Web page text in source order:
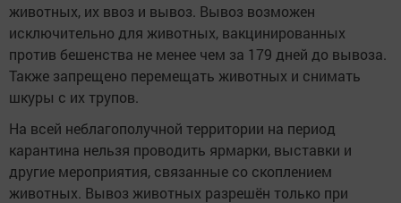
животных, их ввоз и вывоз. Вывоз возможен
исключительно для животных, вакцинированных
против бешенства не менее чем за 179 дней до вывоза.
Также запрещено перемещать животных и снимать
шкуры с их трупов.
На всей неблагополучной территории на период
карантина нельзя проводить ярмарки, выставки и
другие мероприятия, связанные со скоплением
животных. Вывоз животных разрешён только при